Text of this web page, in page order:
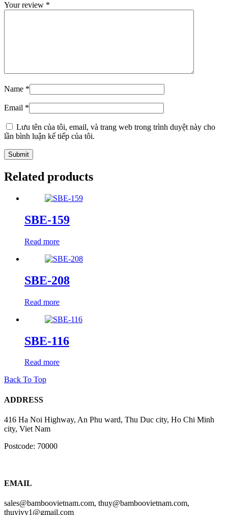
Your review *
Name *
Email *
Lưu tên của tôi, email, và trang web trong trình duyệt này cho
lần bình luận kế tiếp của tôi.
Related products
SBE-159
Read more
SBE-208
Read more
SBE-116
Read more
Back To Top
ADDRESS
416 Ha Noi Highway, An Phu ward, Thu Duc city, Ho Chi Minh
city, Viet Nam
Postcode: 70000
EMAIL
sales@bamboovietnam.com, thuy@bamboovietnam.com,
thuyivy1@gmail.com